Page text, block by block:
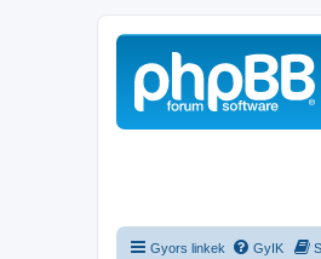
Gyors linkek GyIK